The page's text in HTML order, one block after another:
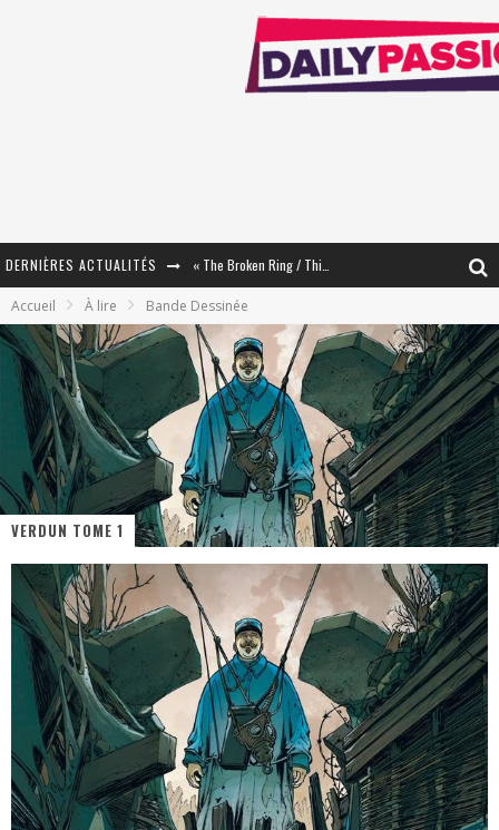
DERNIÈRES ACTUALITÉS
« Le Béton et le Bambou / Propositions pour Mayotte et le Monde. » - Améliorations !
Star Fox
PsyRiver 2026 : la magie revient sur les rives de l’Aar
« MOFUSAND / Parler Japonais » – Des Expressions Pratiques !
« Dr Wertham / L’homme qui étudia les tueurs en série » - Un Métier à Risque !
« Le Vent dand les Saules » - Une Belle Histoire !
« Love is a Boxing Ring (Tomes 1 & 2) » – Un Passé Trouble !
« WOLF-MAN / Integrale Tomes 1 et 2 » - Cruelle Vengeance !
Accueil À lire Bande Dessinée
VERDUN TOME 1